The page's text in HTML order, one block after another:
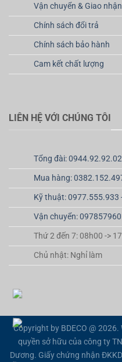
Vận chuyển & Giao nhận
Chính sách đổi trả
Chính sách bảo hành
Cam kết chất lượng
LIÊN HỆ VỚI CHÚNG TÔI
Tổng đài: 0944.92.92.02
Mua hàng:
Kỹ thuật: 0977.555.933
Vận chuyển:
Thứ 2 đến 7: 08h00 ->
Chủ nhật: Nghỉ làm
Copyright by BDECO @
quyền sở hữu của công ty
Dương. Giấy chứng nhận